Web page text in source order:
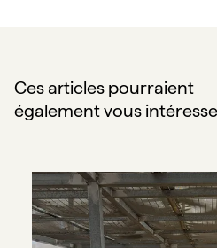
Ces articles pourraient
également vous
[Parcelle Lomi] Café Bio et